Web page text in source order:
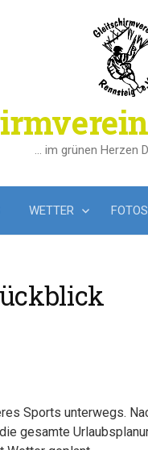
… im grünen Herzen
WETTER FOTOS
Sports unterwegs.
gesamte